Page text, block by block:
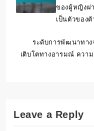
ของผู้หญิงผ่
เป็นตัวของตั
ระดับการพัฒนาทาง
เติบโตทางอารมณ์ ควา
Leave a Reply